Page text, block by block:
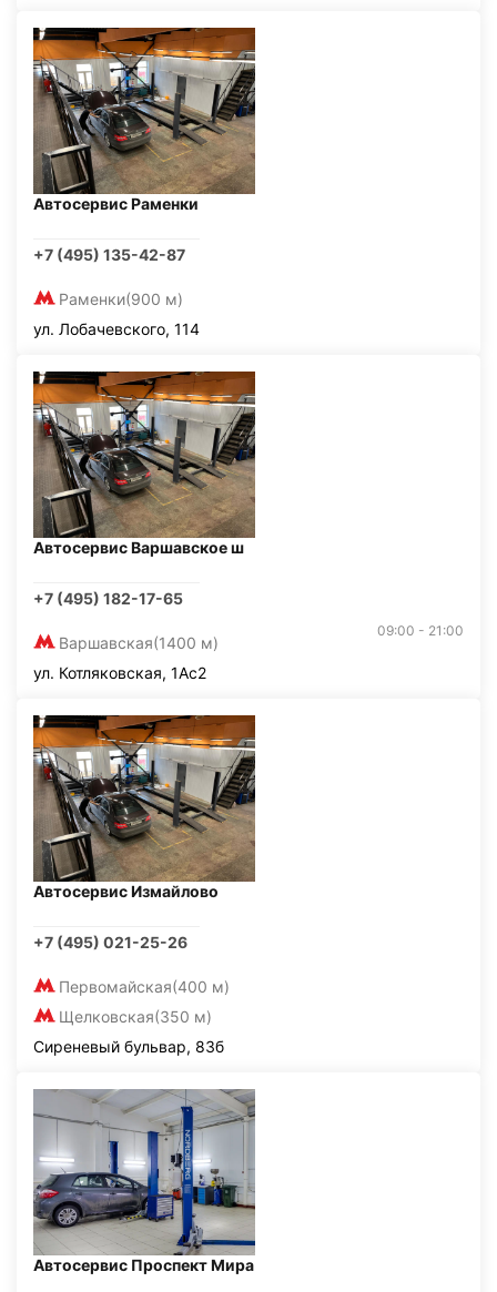
Автосервис Раменки
+7 (495) 135-42-87
Раменки(900 м)
ул. Лобачевского, 114
Автосервис Варшавское ш
+7 (495) 182-17-65
Варшавская(1400 м)
09:00 - 21:00
ул. Котляковская, 1Ас2
Автосервис Измайлово
+7 (495) 021-25-26
Первомайская(400 м)
Щелковская(350 м)
Сиреневый бульвар, 83б
Автосервис Проспект Мира